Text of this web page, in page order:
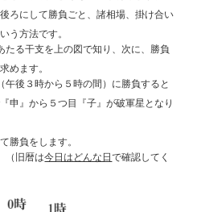
ろにして勝負ごと、諸相場、掛け合い
う方法です。
たる干支を上の図で知り、次に、勝負
めます。
後３時から５時の間）に勝負すると
申』から５つ目『子』が破軍星となり
勝負をします。
（旧暦は今日はどんな日で確認してく